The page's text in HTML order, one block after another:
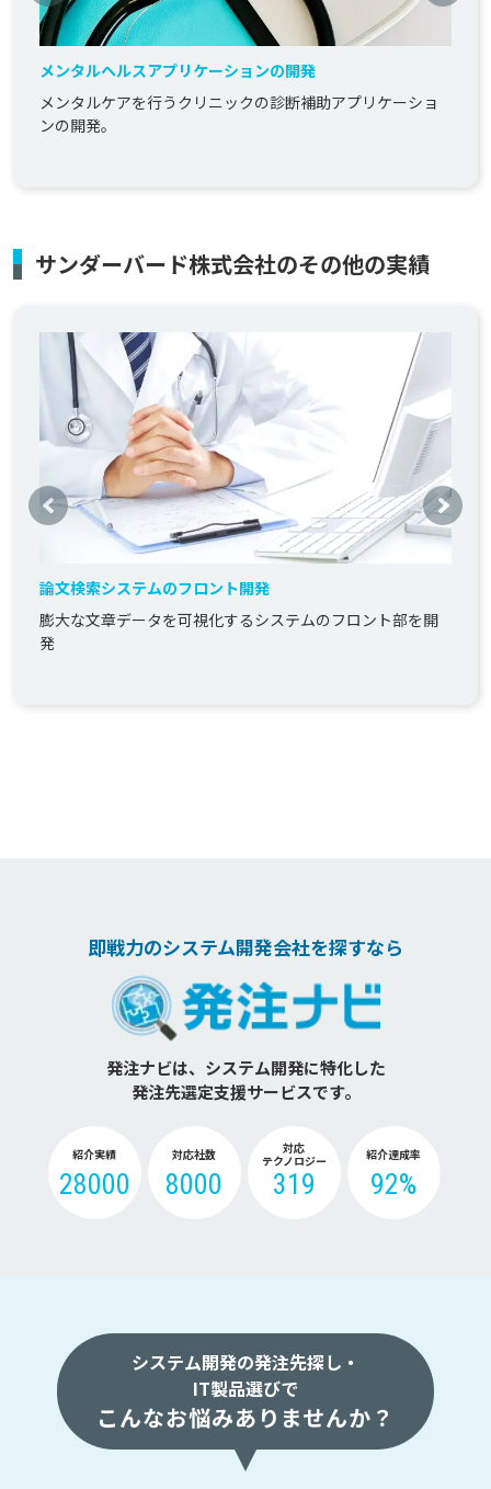
メンタルヘルスアプリケーションの開発
メンタルケアを行うクリニックの診断補助アプリケーショ
ンの開発。
サンダーバード株式会社のその他の実績
論文検索システムのフロント開発
膨大な文章データを可視化するシステムのフロント部を開
発
即戦力のシステム開発会社を探すなら
発注ナビは、システム開発に特化した
発注先選定支援サービスです。
紹介実績
28000
対応社数
8000
対応
テクノロジー
319
紹介達成率
92%
システム開発の発注先探し・
IT製品選びで
こんなお悩みありませんか？